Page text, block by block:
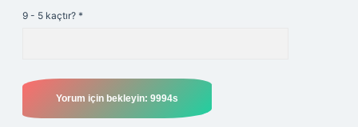
9 - 5 kaçtır? *